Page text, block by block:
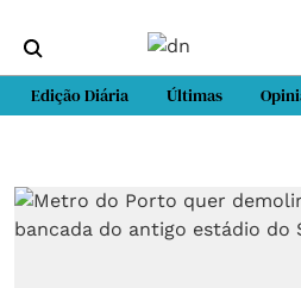
Edição Diária Últimas